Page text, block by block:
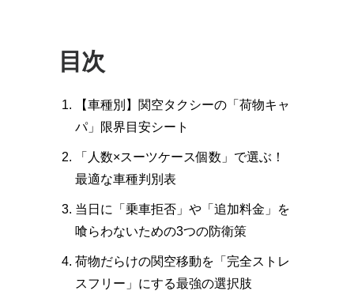
目次
【車種別】関空タクシーの「荷物キャ
パ」限界目安シート
「人数×スーツケース個数」で選ぶ！
最適な車種判別表
当日に「乗車拒否」や「追加料金」を
喰らわないための3つの防衛策
荷物だらけの関空移動を「完全ストレ
スフリー」にする最強の選択肢